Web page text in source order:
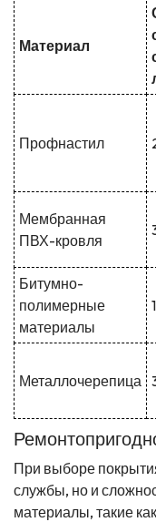
Материал
Профнастил
Мембранная
ПВХ-кровля
Битумно-
полимерные
материалы
Металлочерепица
При выборе
службы, но и
материалы, такие